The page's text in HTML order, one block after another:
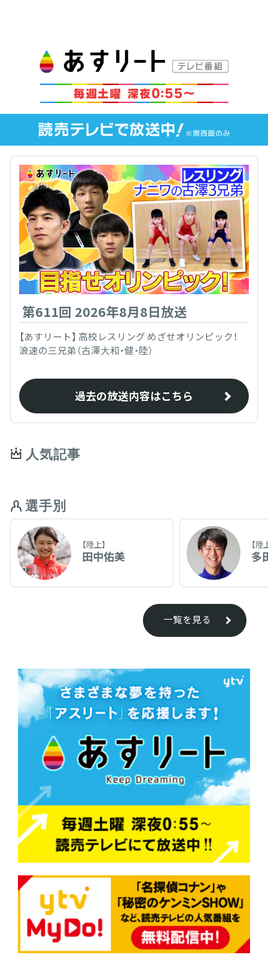
第611回 2026年8月8日放送
【あすリート】 高校レスリング めざせオリンピック！
浪速の三兄弟（古澤大和・健・陸）
過去の放送内容はこちら
人気記事
選手別
【陸上】
田中佑美
【陸
多
一覧を見る